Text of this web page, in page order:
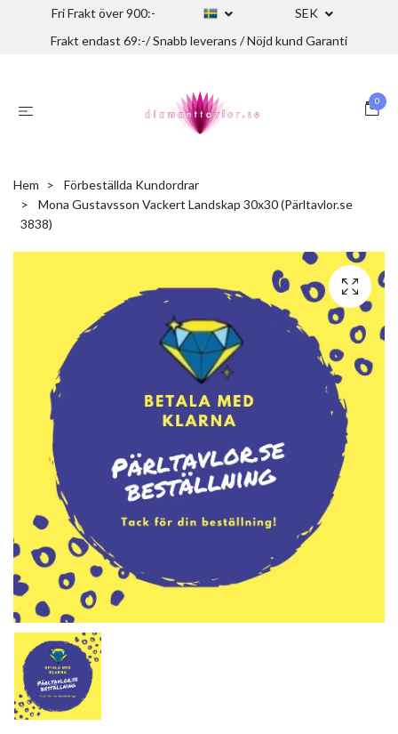
Fri Frakt över 900:-
SEK
Frakt endast 69:-/ Snabb leverans / Nöjd kund Garanti
0
Hem
Förbeställda Kundordrar
Mona Gustavsson Vackert Landskap 30x30 (Pärltavlor.se
3838)